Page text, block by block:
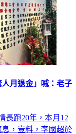
月退金」喊：老子
長跑20年，本月12
，豈料，李國超於